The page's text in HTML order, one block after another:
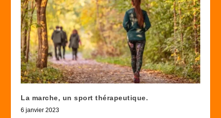
La marche, un sport thérapeutique.
6 janvier 2023